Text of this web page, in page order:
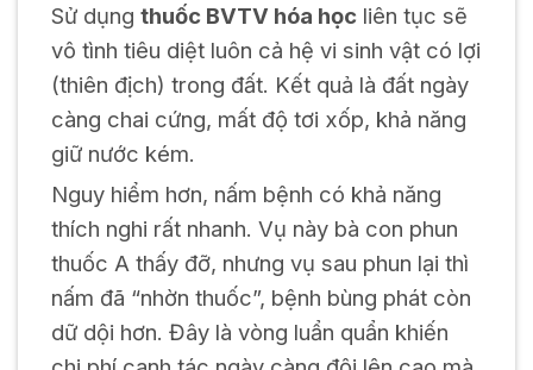
Sử dụng thuốc BVTV hóa học liên tục sẽ
vô tình tiêu diệt luôn cả hệ vi sinh vật có lợi
(thiên địch) trong đất. Kết quả là đất ngày
càng chai cứng, mất độ tơi xốp, khả năng
giữ nước kém.
Nguy hiểm hơn, nấm bệnh có khả năng
thích nghi rất nhanh. Vụ này bà con phun
thuốc A thấy đỡ, nhưng vụ sau phun lại thì
nấm đã “nhờn thuốc”, bệnh bùng phát còn
dữ dội hơn. Đây là vòng luẩn quẩn khiến